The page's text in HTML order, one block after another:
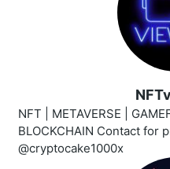
NFT | METAVERSE |
BLOCKCHAIN Contact for
@cryptocake1000x